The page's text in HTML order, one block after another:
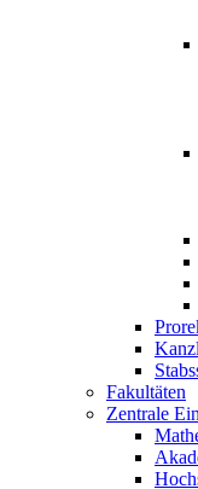
Fakultäten
Zentrale